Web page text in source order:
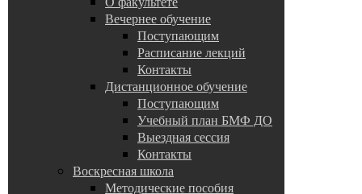
Вечернее обучение
Поступающим
Расписание лекций
Контакты
Дистанционное обучение
Поступающим
Учебный план БМФ ДО
Выездная сессия
Контакты
Воскресная школа
Методические пособия